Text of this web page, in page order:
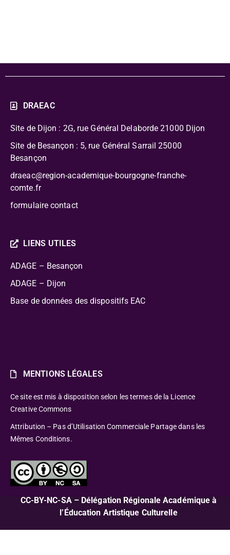
DRAEAC
Site de Dijon : 2G, rue Général Delaborde 21000 Dijon
Site de Besançon : 5, rue Général Sarrail 25000
Besançon
draeac@region-academique-bourgogne-franche-
comte.fr
formulaire contact
LIENS UTILES
ADAGE – Besançon
ADAGE – Dijon
Base de données des dispositifs EAC
MENTIONS LÉGALES
Ce site est mis à disposition selon les termes de la Licence
Creative Commons
Attribution – Pas d’Utilisation Commerciale Partage dans les
Mêmes Conditions.
CC-BY-NC-SA – Délégation Régionale Académique à
l’Éducation Artistique Culturelle